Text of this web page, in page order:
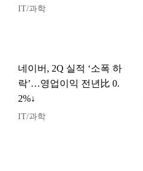
IT/과학
네이버, 2Q 실적 ‘소폭 하
락’…영업이익 전년比 0.
2%↓
IT/과학